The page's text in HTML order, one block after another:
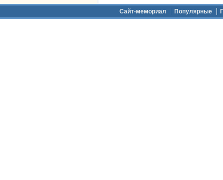
Сайт-мемориал Популярные